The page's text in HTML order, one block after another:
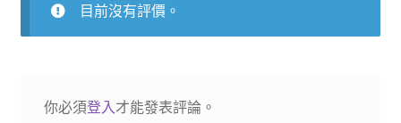
目前沒有評價。
你必須登入才能發表評論。